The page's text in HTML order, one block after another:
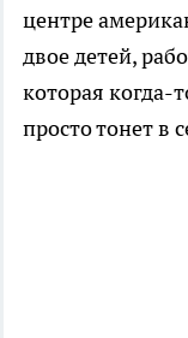
центре
двое детей,
которая когда-
просто тонет в